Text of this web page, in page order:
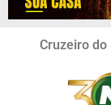
Cruzeiro do